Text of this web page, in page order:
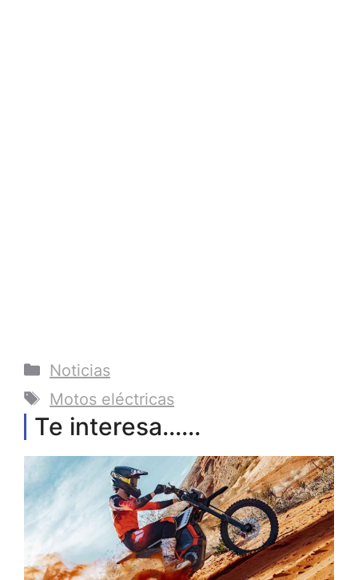
Categorías
Noticias
Etiquetas
Motos eléctricas
Te interesa......